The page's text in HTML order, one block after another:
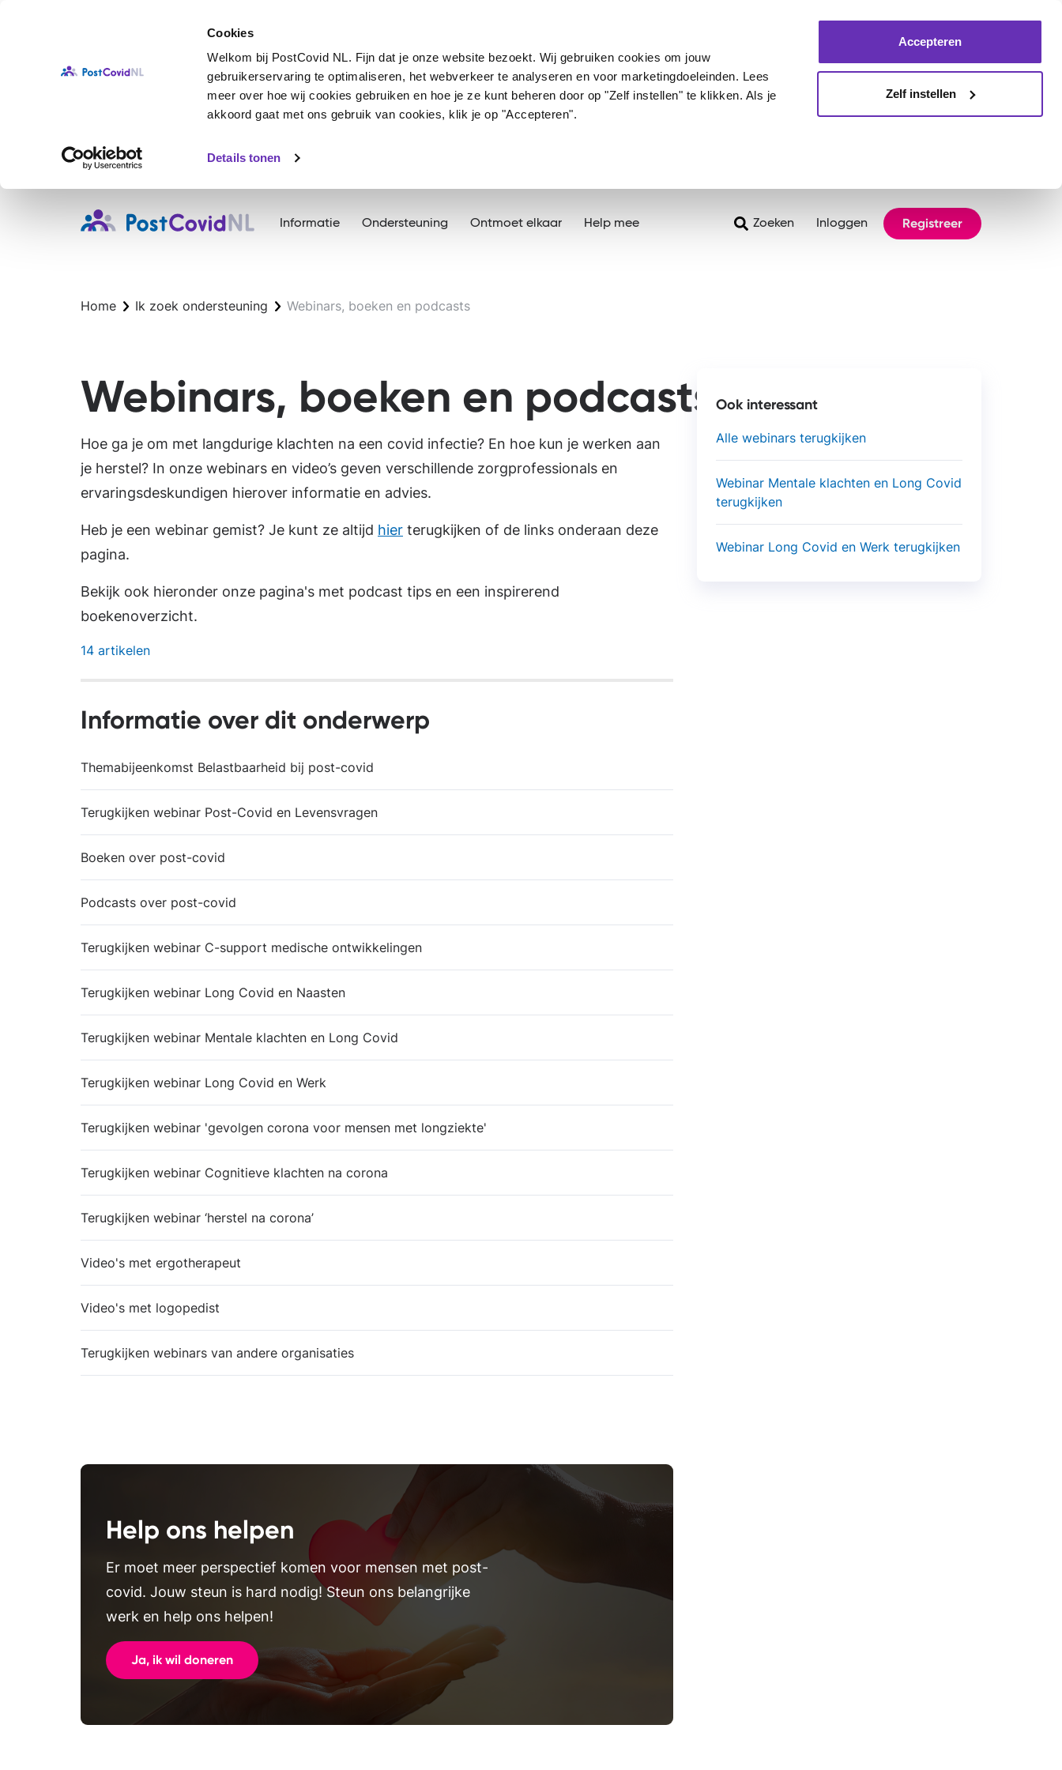
Cookies
Welkom bij PostCovid NL. Fijn dat je onze website bezoekt. Wij gebruiken cookies om jouw
gebruikerservaring te optimaliseren, het webverkeer te analyseren en voor marketingdoeleinden. Lees
meer over hoe wij cookies gebruiken en hoe je ze kunt beheren door op "Zelf instellen" te klikken. Als je
akkoord gaat met ons gebruik van cookies, klik je op "Accepteren".
Details tonen
Accepteren
Zelf instellen
Informatie Ondersteuning Ontmoet elkaar Help mee Zoeken Inloggen Registreer
Home Ik zoek ondersteuning Webinars, boeken en podcasts
Webinars, boeken en podcasts
Hoe ga je om met langdurige klachten na een covid infectie? En hoe kun je werken aan
je herstel? In onze webinars en video’s geven verschillende zorgprofessionals en
ervaringsdeskundigen hierover informatie en advies.
Heb je een webinar gemist? Je kunt ze altijd hier terugkijken of de links onderaan deze
pagina.
Bekijk ook hieronder onze pagina's met podcast tips en een inspirerend
boekenoverzicht.
14 artikelen
Informatie over dit onderwerp
Themabijeenkomst Belastbaarheid bij post-covid
Terugkijken webinar Post-Covid en Levensvragen
Boeken over post-covid
Podcasts over post-covid
Terugkijken webinar C-support medische ontwikkelingen
Terugkijken webinar Long Covid en Naasten
Terugkijken webinar Mentale klachten en Long Covid
Terugkijken webinar Long Covid en Werk
Terugkijken webinar 'gevolgen corona voor mensen met longziekte'
Terugkijken webinar Cognitieve klachten na corona
Terugkijken webinar ‘herstel na corona’
Video's met ergotherapeut
Video's met logopedist
Terugkijken webinars van andere organisaties
Ook interessant
Alle webinars terugkijken
Webinar Mentale klachten en Long Covid
terugkijken
Webinar Long Covid en Werk terugkijken
Help ons helpen
Er moet meer perspectief komen voor mensen met post-
covid. Jouw steun is hard nodig! Steun ons belangrijke
werk en help ons helpen!
Ja, ik wil doneren